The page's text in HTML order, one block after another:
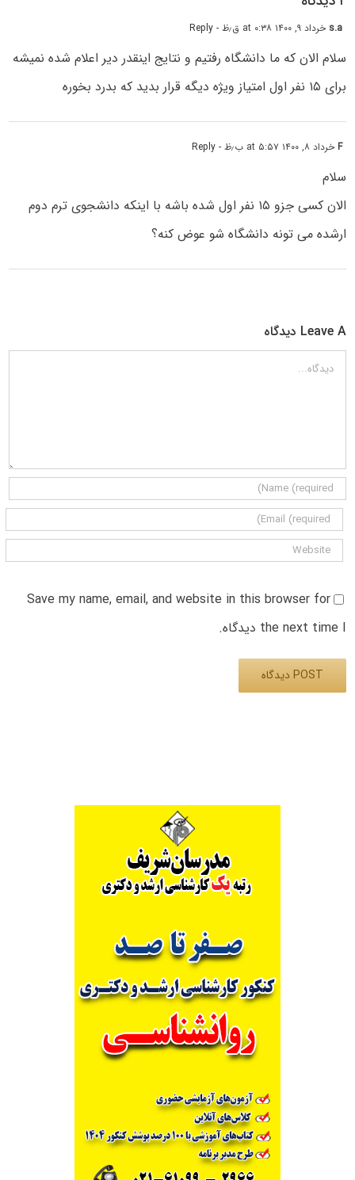
s.a خرداد ۹, ۱۴۰۰ at ۰:۳۸ ق٫ظ - Reply
سلام الان که ما دانشگاه رفتیم و نتایج اینقدر دیر اعلام شده نمیشه
برای ۱۵ نفر اول امتیاز ویژه دیگه قرار بدید که بدرد بخوره
Fخرداد ۸, ۱۴۰۰ at ۵:۵۷ ب٫ظ - Reply
سلام
الان کسی جزو ۱۵ نفر اول شده باشه با اینکه دانشجوی ترم دوم
ارشده می تونه دانشگاه شو عوض کنه؟
Leave A دیدگاه
دیدگاه
Save my name, email, and website in this browser for
the next time I دیدگاه.